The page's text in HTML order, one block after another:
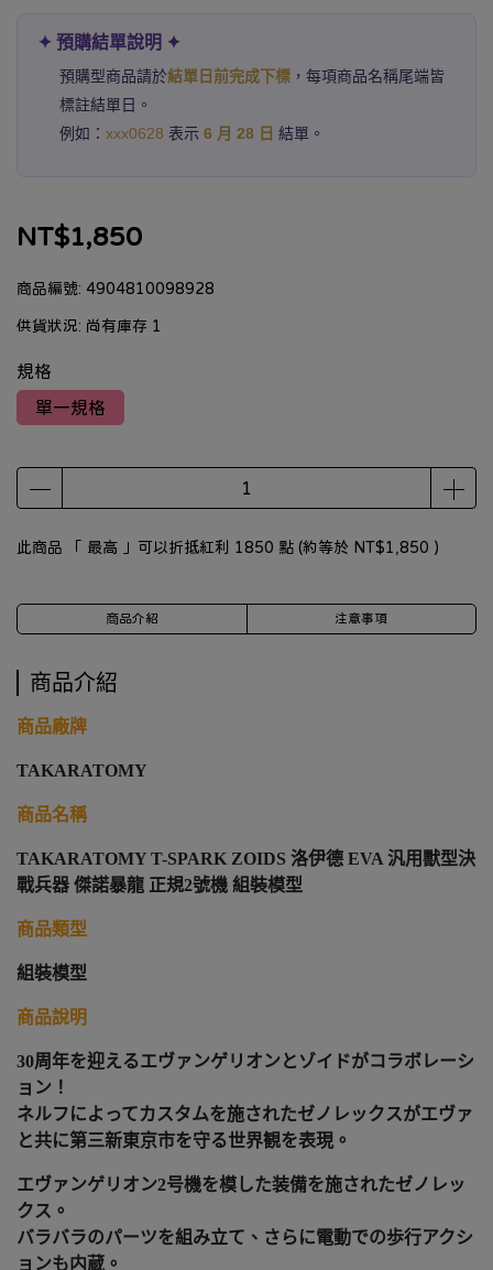
✦ 預購結單說明 ✦
預購型商品請於結單日前完成下標 ，每項商品名稱尾端皆
標註結單日。
例如： xxx0628 表示 6 月 28 日 結單。
NT$1,850
商品編號: 4904810098928
供貨狀況: 尚有庫存 1
規格
單一規格
此商品 「 最高 」可以折抵紅利 1850 點 (約等於 NT$1,850 )
商品介紹 注意事項
商品介紹
商品廠牌
TAKARATOMY
商品名稱
TAKARATOMY T-SPARK ZOIDS 洛伊德 EVA 汎用獸型決
戰兵器 傑諾暴龍 正規2號機 組裝模型
商品類型
組裝模型
商品說明
30周年を迎えるエヴァンゲリオンとゾイドがコラボレーシ
ョン！
ネルフによってカスタムを施されたゼノレックスがエヴァ
と共に第三新東京市を守る世界観を表現。
エヴァンゲリオン2号機を模した装備を施されたゼノレッ
クス。
バラバラのパーツを組み立て、さらに電動での歩行アクシ
ョンも内蔵。